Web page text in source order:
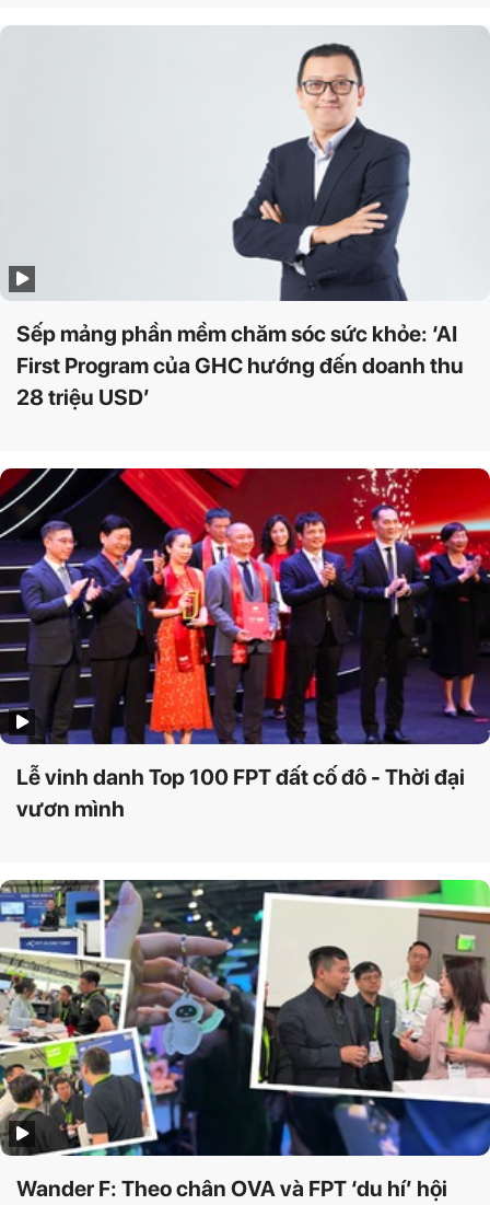
Sếp mảng phần mềm chăm sóc sức khỏe: ‘AI
First Program của GHC hướng đến doanh thu
28 triệu USD’
Lễ vinh danh Top 100 FPT đất cố đô - Thời đại
vươn mình
Wander F: Theo chân OVA và FPT ‘du hí’ hội